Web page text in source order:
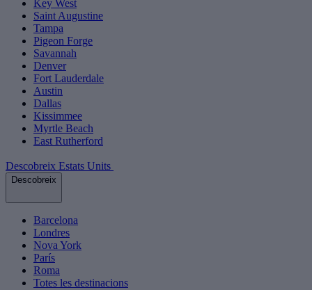
Key West
Saint Augustine
Tampa
Pigeon Forge
Savannah
Denver
Fort Lauderdale
Austin
Dallas
Kissimmee
Myrtle Beach
East Rutherford
Descobreix Estats Units
Descobreix
Barcelona
Londres
Nova York
París
Roma
Totes les destinacions